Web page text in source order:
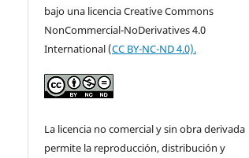
bajo una licencia Creative Commons
NonCommercial-NoDerivatives 4.0
International (CC BY-NC-ND 4.0).
La licencia no comercial y sin obra derivada
permite la reproducción, distribución y